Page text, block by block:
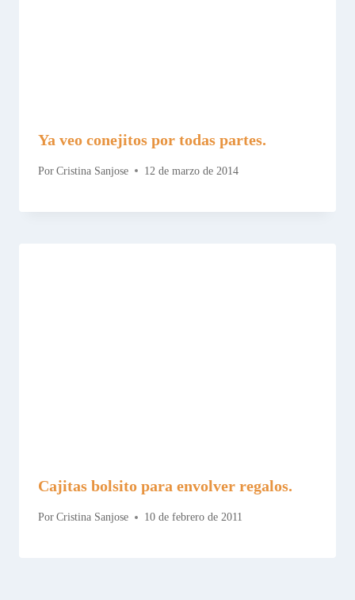
Ya veo conejitos por todas partes.
Por Cristina Sanjose 12 de marzo de 2014
Cajitas bolsito para envolver regalos.
Por Cristina Sanjose 10 de febrero de 2011